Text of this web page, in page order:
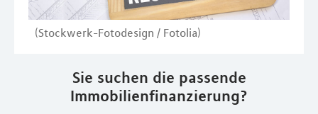
(Stockwerk-Fotodesign / Fotolia)
Sie suchen die passende
Immobilienfinanzierung?